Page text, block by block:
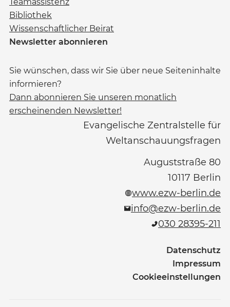
Teamassistenz
Bibliothek
Wissenschaftlicher Beirat
Newsletter abonnieren
Sie wünschen, dass wir Sie über neue Seiteninhalte
informieren?
Dann abonnieren Sie unseren monatlich
erscheinenden Newsletter!
Evangelische Zentralstelle für
Weltanschauungsfragen
Auguststraße 80
10117 Berlin
www.ezw-berlin.de
info@ezw-berlin.de
030 28395-211
Datenschutz
Impressum
Cookieeinstellungen